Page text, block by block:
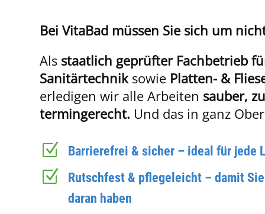
Bei VitaBad müssen Sie sich um
Als staatlich geprüfter Fachbetrieb
Sanitärtechnik sowie Platten- &
erledigen wir alle Arbeiten sauber,
termingerecht. Und das in ganz
Z Barrierefrei & sicher – ideal für jede
Z
Rutschfest & pflegeleicht – damit
daran haben